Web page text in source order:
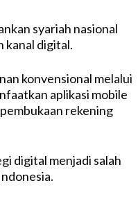
syariah nasional
kanal digital.
konvensional melalui
aplikasi mobile
rekening
digital menjadi salah